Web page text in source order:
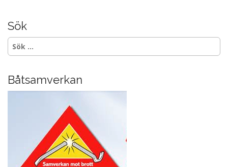
o
o
k
Sök
Sök
efter:
Båtsamverkan